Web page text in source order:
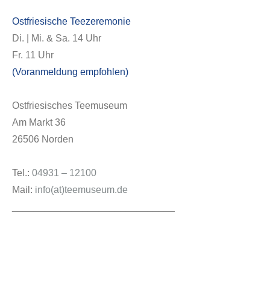
Ostfriesische Teezeremonie
Di. | Mi. & Sa. 14 Uhr
Fr. 11 Uhr
(Voranmeldung empfohlen)
Ostfriesisches Teemuseum
Am Markt 36
26506 Norden
Tel.: 04931 – 12100
Mail: info(at)teemuseum.de